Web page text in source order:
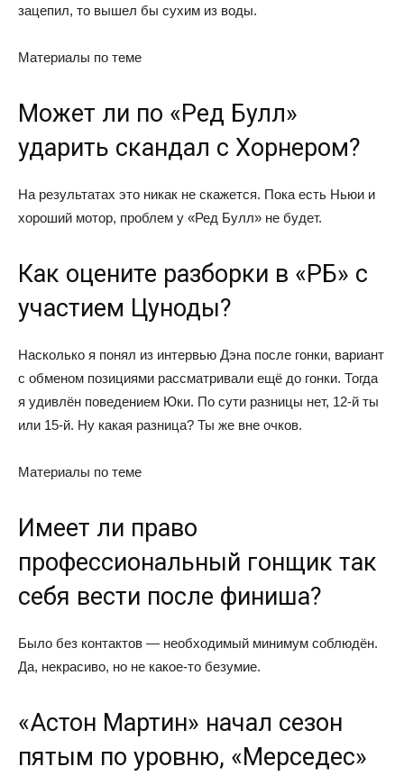
зацепил, то вышел бы сухим из воды.
Материалы по теме
Может ли по «Ред Булл»
ударить скандал с Хорнером?
На результатах это никак не скажется. Пока есть Ньюи и
хороший мотор, проблем у «Ред Булл» не будет.
Как оцените разборки в «РБ» с
участием Цуноды?
Насколько я понял из интервью Дэна после гонки, вариант
с обменом позициями рассматривали ещё до гонки. Тогда
я удивлён поведением Юки. По сути разницы нет, 12-й ты
или 15-й. Ну какая разница? Ты же вне очков.
Материалы по теме
Имеет ли право
профессиональный гонщик так
себя вести после финиша?
Было без контактов — необходимый минимум соблюдён.
Да, некрасиво, но не какое-то безумие.
«Астон Мартин» начал сезон
пятым по уровню, «Мерседес»